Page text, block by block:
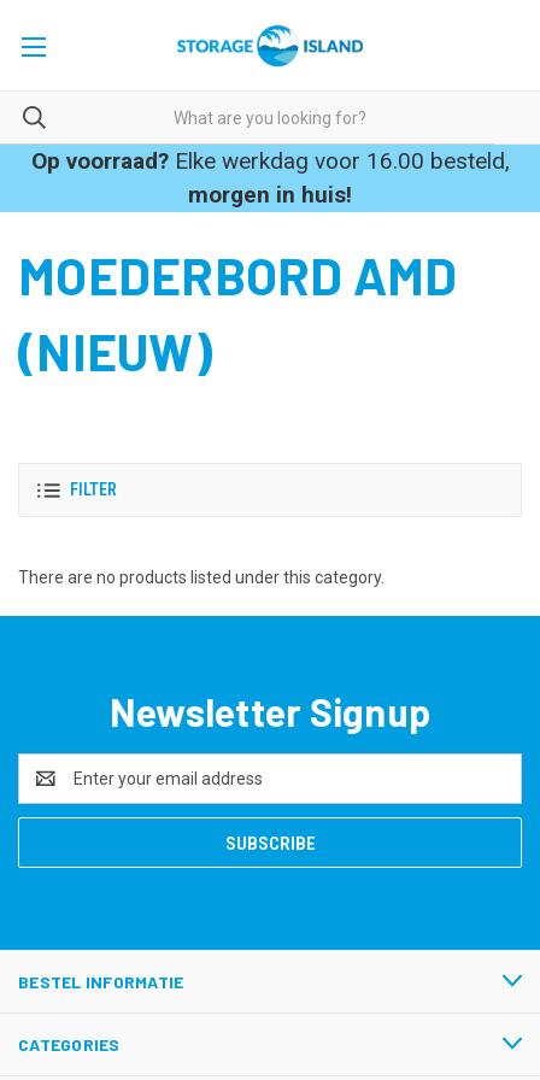
Op voorraad?Elke werkdag voor 16.00 besteld,
morgen in huis!
MOEDERBORD AMD
(NIEUW)
FILTER
There are no products listed under this category.
Newsletter Signup
Address
BESTEL INFORMATIE
CATEGORIES